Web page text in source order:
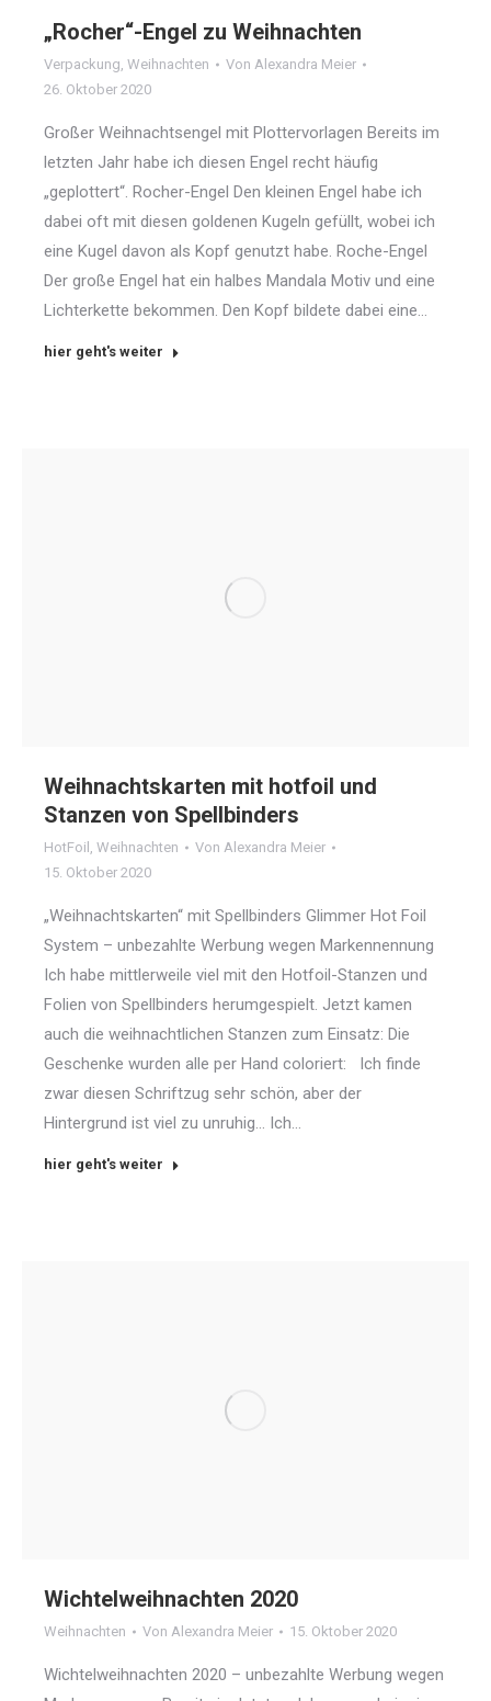
„Rocher“-Engel zu Weihnachten
Verpackung, Weihnachten Von Alexandra Meier
26. Oktober 2020
Großer Weihnachtsengel mit Plottervorlagen Bereits im
letzten Jahr habe ich diesen Engel recht häufig
„geplottert“. Rocher-Engel Den kleinen Engel habe ich
dabei oft mit diesen goldenen Kugeln gefüllt, wobei ich
eine Kugel davon als Kopf genutzt habe. Roche-Engel
Der große Engel hat ein halbes Mandala Motiv und eine
Lichterkette bekommen. Den Kopf bildete dabei eine…
hier geht's weiter
Weihnachtskarten mit hotfoil und
Stanzen von Spellbinders
HotFoil , Weihnachten Von Alexandra Meier
15. Oktober 2020
„Weihnachtskarten“ mit Spellbinders Glimmer Hot Foil
System – unbezahlte Werbung wegen Markennennung
Ich habe mittlerweile viel mit den Hotfoil-Stanzen und
Folien von Spellbinders herumgespielt. Jetzt kamen
auch die weihnachtlichen Stanzen zum Einsatz: Die
Geschenke wurden alle per Hand coloriert: Ich finde
zwar diesen Schriftzug sehr schön, aber der
Hintergrund ist viel zu unruhig… Ich…
hier geht's weiter
Wichtelweihnachten 2020
Weihnachten Von Alexandra Meier 15. Oktober 2020
Wichtelweihnachten 2020 – unbezahlte Werbung wegen